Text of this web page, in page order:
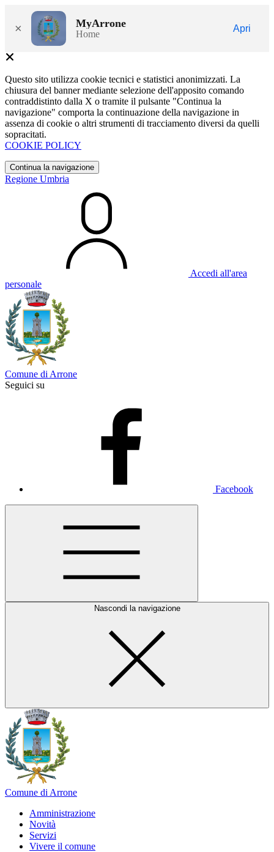
× MyArrone
Home
Apri
Questo sito utilizza cookie tecnici e statistici anonimizzati. La
chiusura del banner mediante selezione dell'apposito comando
contraddistinto dalla X o tramite il pulsante "Continua la
navigazione" comporta la continuazione della navigazione in
assenza di cookie o altri strumenti di tracciamento diversi da quelli
sopracitati.
COOKIE POLICY
Continua la navigazione
Regione Umbria
Accedi all'area
personale
Comune di Arrone
Seguici su
Facebook
Nascondi la navigazione
Comune di Arrone
Amministrazione
Novità
Servizi
Vivere il comune